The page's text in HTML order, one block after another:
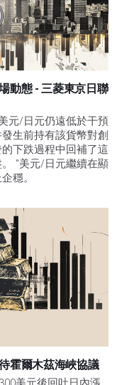
動態 - 三菱東京日聯
元/日元仍遠低於干預
生前持有該貨幣對創
下跌過程中回補了這
"美元/日元繼續在顯
穩。
霍爾木茲海峽協議